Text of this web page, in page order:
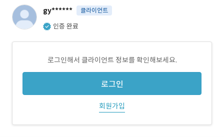
gy****** 클라이언트
인증 완료
로그인해서 클라이언트 정보를 확인해보세요.
로그인
회원가입